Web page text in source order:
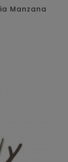
Manzana